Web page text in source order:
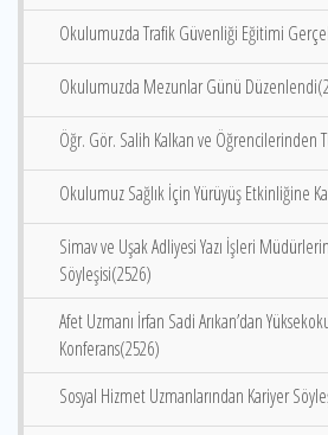
Okulumuzda Trafik Güvenliği Eğitimi
Okulumuzda Mezunlar Günü
Öğr. Gör. Salih Kalkan ve Öğrencilerinden
Okulumuz Sağlık İçin Yürüyüş Etkinliğine
Simav ve Uşak Adliyesi Yazı İşleri
Söyleşisi(2526)
Afet Uzmanı İrfan Sadi Arıkan’dan
Konferans(2526)
Sosyal Hizmet Uzmanlarından Kariyer